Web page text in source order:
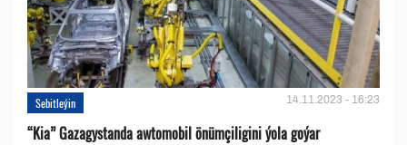
Sebitleýin 14.11.2023 - 16:23
“Kia” Gazagystanda awtomobil önümçiligini ýola goýar